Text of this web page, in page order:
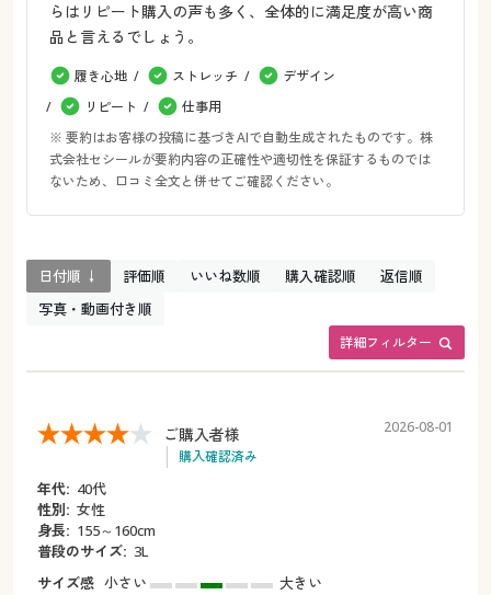
らはリピート購入の声も多く、全体的に満足度が高い商
品と言えるでしょう。
履き心地 ストレッチ
デザイン
リピート
仕事用
※ 要約はお客様の投稿に基づきAIで自動生成されたものです。株
式会社セシールが要約内容の正確性や適切性を保証するものでは
ないため、口コミ全文と併せてご確認ください。
詳細フィルター
日付順 ↓ 評価順 いいね数順 購入確認順
返信順
写真・動画付き順
ご購入者様
購入確認済み
2026-08-01
年代: 40代
性別: 女性
身長: 155～160cm
普段のサイズ: 3L
サイズ感 小さい
大きい